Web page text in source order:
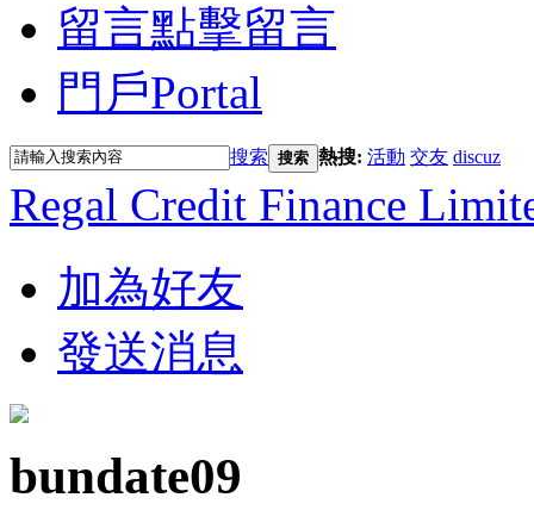
留言點擊留言
門戶Portal
搜索 搜索 熱搜: 活動 交友 discuz
Regal Credit Finance
加為好友
發送消息
bundate09